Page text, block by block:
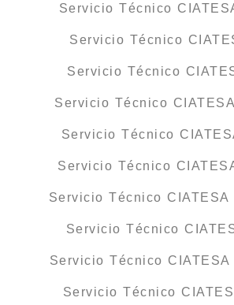
Servicio Técnico
Servicio Técnico
Servicio Técnico
Servicio Técnico
Servicio Técnico
Servicio Técnico
Servicio Técnico CIATESA
Servicio Técnico
Servicio Técnico CIATESA
Servicio Técnico